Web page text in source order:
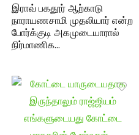
இராவ் பகதூர் ஆற்காடு
நாராயணசாமி முதலியார் என்ற
போர்க்குடி அகமுடையாரால்
நிர்மாணிக…